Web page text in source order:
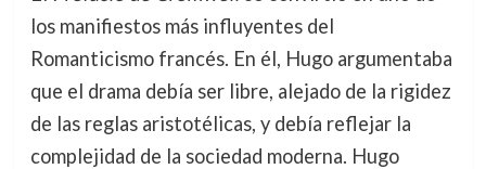
los manifiestos más influyentes del
Romanticismo francés. En él, Hugo argumentaba
que el drama debía ser libre, alejado de la rigidez
de las reglas aristotélicas, y debía reflejar la
complejidad de la sociedad moderna. Hugo